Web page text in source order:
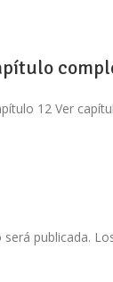
12 Ver
publicada.